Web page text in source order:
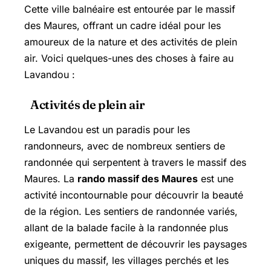
Cette ville balnéaire est entourée par le massif
des Maures, offrant un cadre idéal pour les
amoureux de la nature et des activités de plein
air. Voici quelques-unes des choses à faire au
Lavandou :
Activités de plein air
Le Lavandou est un paradis pour les
randonneurs, avec de nombreux sentiers de
randonnée qui serpentent à travers le massif des
Maures. La rando massif des Maures est une
activité incontournable pour découvrir la beauté
de la région. Les sentiers de randonnée variés,
allant de la balade facile à la randonnée plus
exigeante, permettent de découvrir les paysages
uniques du massif, les villages perchés et les